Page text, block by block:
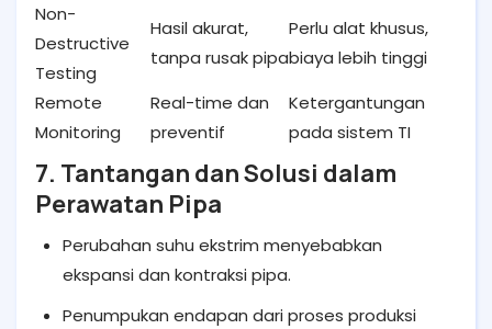
Non-
Destructive
Testing
Hasil akurat,
tanpa rusak pipa
Perlu alat khusus,
biaya lebih tinggi
Remote
Monitoring
Real-time dan
preventif
Ketergantungan
pada sistem TI
7. Tantangan dan Solusi dalam
Perawatan Pipa
Perubahan suhu ekstrim menyebabkan
ekspansi dan kontraksi pipa.
Penumpukan endapan dari proses produksi